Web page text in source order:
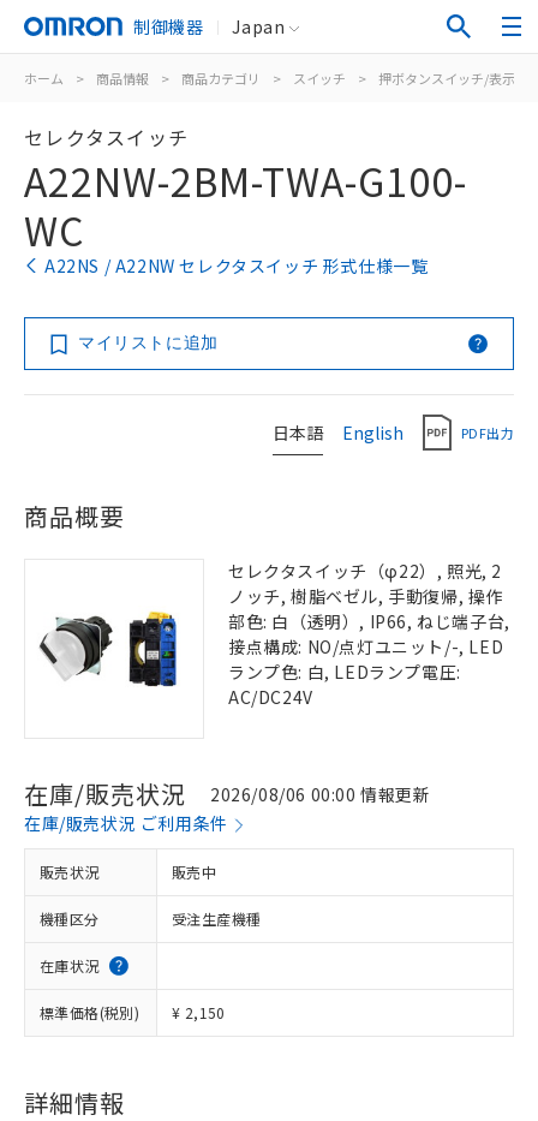
制御機器 Japan
ホーム > 商品情報 > 商品カテゴリ > スイッチ > 押ボタンスイッチ/表示灯
セレクタスイッチ
A22NW-2BM-TWA-G100-
WC
A22NS / A22NW セレクタスイッチ 形式仕様一覧
マイリストに追加
日本語 English PDF出力
商品概要
セレクタスイッチ（φ22）, 照光, 2
ノッチ, 樹脂ベゼル, 手動復帰, 操作
部色: 白（透明）, IP66, ねじ端子台,
接点構成: NO/点灯ユニット/-, LED
ランプ色: 白, LEDランプ電圧:
AC/DC24V
在庫/販売状況
2026/08/06 00:00 情報更新
在庫/販売状況 ご利用条件
販売状況 販売中
機種区分 受注生産機種
在庫状況
標準価格(税別) ¥ 2,150
詳細情報